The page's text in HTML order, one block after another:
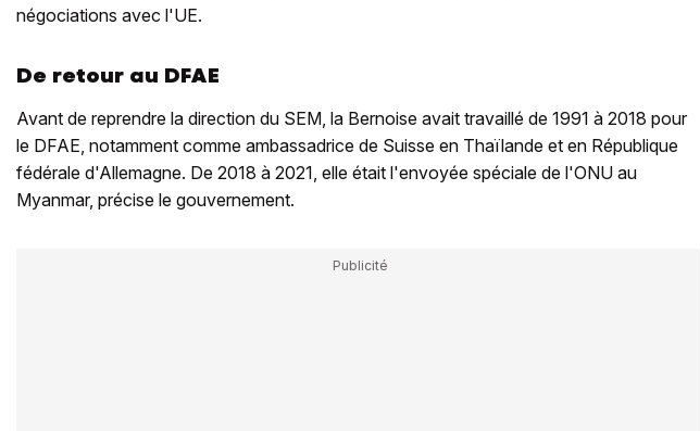
négociations avec l'UE.
De retour au DFAE
Avant de reprendre la direction du SEM, la Bernoise avait travaillé de 1991 à 2018 pour
le DFAE, notamment comme ambassadrice de Suisse en Thaïlande et en République
fédérale d'Allemagne. De 2018 à 2021, elle était l'envoyée spéciale de l'ONU au
Myanmar, précise le gouvernement.